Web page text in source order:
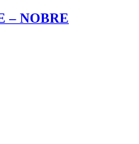
– NOBRE